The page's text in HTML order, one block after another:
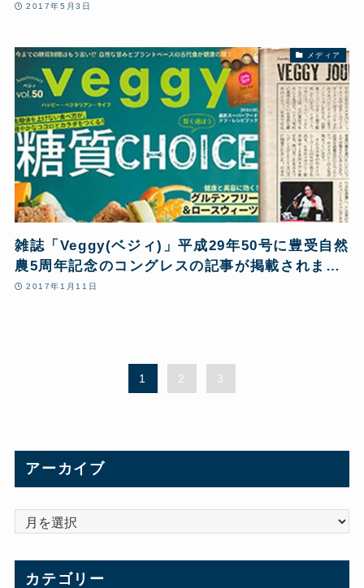
2017年5月3日
メディア
雑誌「Veggy(ベジィ)」平成29年50号に豊受自然
農5周年記念のコングレスの記事が掲載されまし
た2017年1月11日
1 2 3
アーカイブ
カ
イカテゴリー